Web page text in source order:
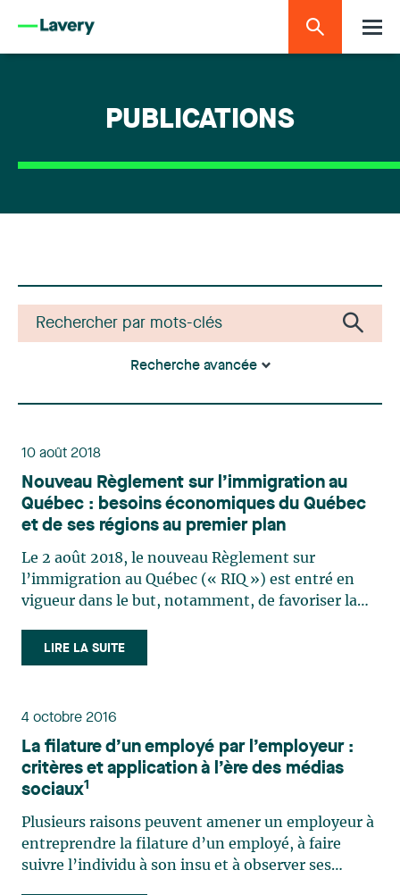
PUBLICATIONS
Recherche avancée
10 août 2018
Nouveau Règlement sur l’immigration au
Québec : besoins économiques du Québec
et de ses régions au premier plan
Le 2 août 2018, le nouveau Règlement sur
l’immigration au Québec (« RIQ ») est entré en
vigueur dans le but, notamment, de favoriser la
du Québec et pallier la pénurie de main-d’œuvre
actuellement vécue par de nombreux employeurs
LIRE LA SUITE
4 octobre 2016
La filature d’un employé par l’employeur :
critères et application à l’ère des médias
sociaux1
Plusieurs raisons peuvent amener un employeur à
entreprendre la filature d’un employé, à faire
suivre l’individu à son insu et à observer ses